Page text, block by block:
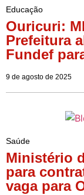
Educação
Ouricuri:
Prefeitura
Fundef
9 de agosto de 2025
Saúde
Ministério
para
vaga para